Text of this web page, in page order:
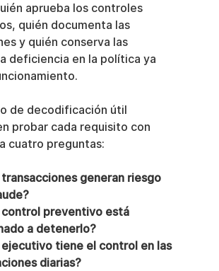
aprueba los controles
quién documenta las
y quién conserva las
deficiencia en la política ya
de decodificación útil
probar cada requisito con
cuatro preguntas:
transacciones generan riesgo
control preventivo está
a detenerlo?
ejecutivo tiene el control en las
diarias?